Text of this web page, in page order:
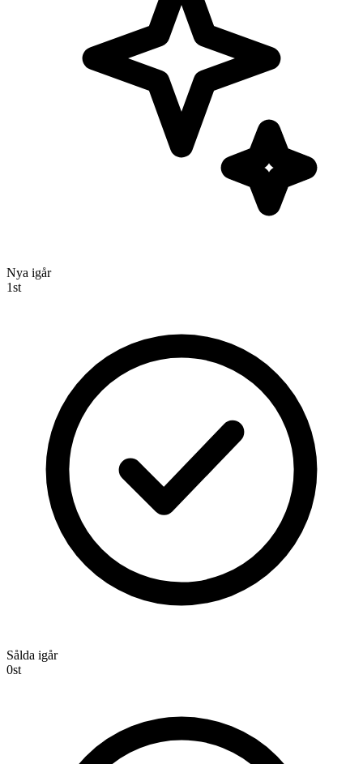
Nya igår
1st
Sålda igår
0st